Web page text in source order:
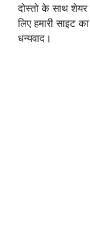
दोस्तो के साथ
लिए हमारी साइट
धन्यवाद।